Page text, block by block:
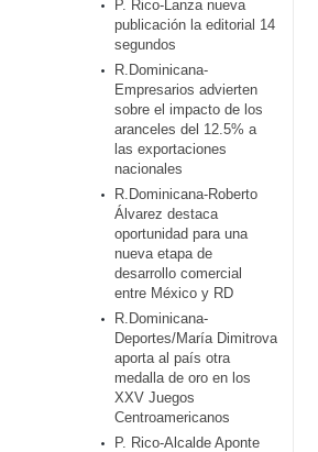
P. Rico-Lanza nueva
publicación la editorial 14
segundos
R.Dominicana-
Empresarios advierten
sobre el impacto de los
aranceles del 12.5% a
las exportaciones
nacionales
R.Dominicana-Roberto
Álvarez destaca
oportunidad para una
nueva etapa de
desarrollo comercial
entre México y RD
R.Dominicana-
Deportes/María Dimitrova
aporta al país otra
medalla de oro en los
XXV Juegos
Centroamericanos
P. Rico-Alcalde Aponte